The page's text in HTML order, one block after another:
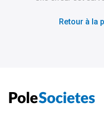
Retour à la